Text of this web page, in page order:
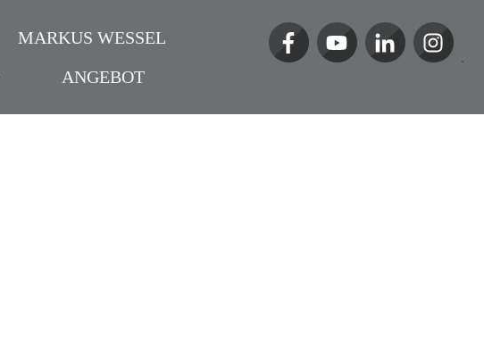
MARKUS WESSEL
ANGEBOT